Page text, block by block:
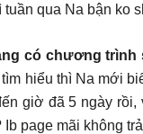
tuần qua Na bận ko
có chương
hiểu thì Na mới
giờ đã 5 ngày
page mãi không